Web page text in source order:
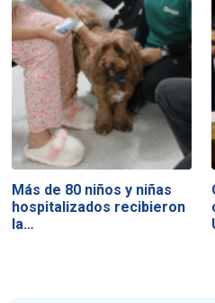
Más de 80 niños y niñas
hospitalizados recibieron
la…